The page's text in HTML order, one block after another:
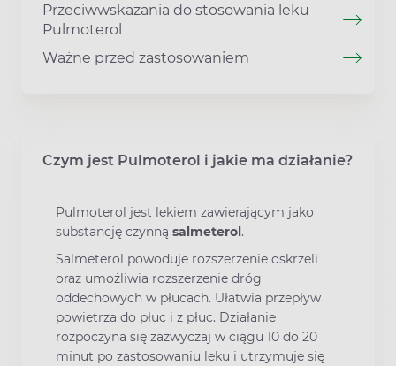
Przeciwwskazania do stosowania leku
Pulmoterol
Ważne przed zastosowaniem
Czym jest Pulmoterol i jakie ma działanie?
Pulmoterol jest lekiem zawierającym jako
substancję czynną salmeterol.
Salmeterol powoduje rozszerzenie oskrzeli
oraz umożliwia rozszerzenie dróg
oddechowych w płucach. Ułatwia przepływ
powietrza do płuc i z płuc. Działanie
rozpoczyna się zazwyczaj w ciągu 10 do 20
minut po zastosowaniu leku i utrzymuje się